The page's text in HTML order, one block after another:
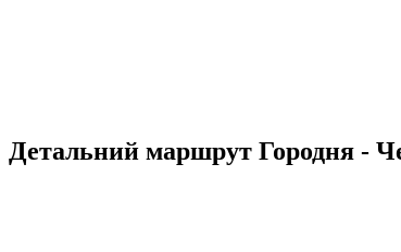
Детальний маршрут Городня -